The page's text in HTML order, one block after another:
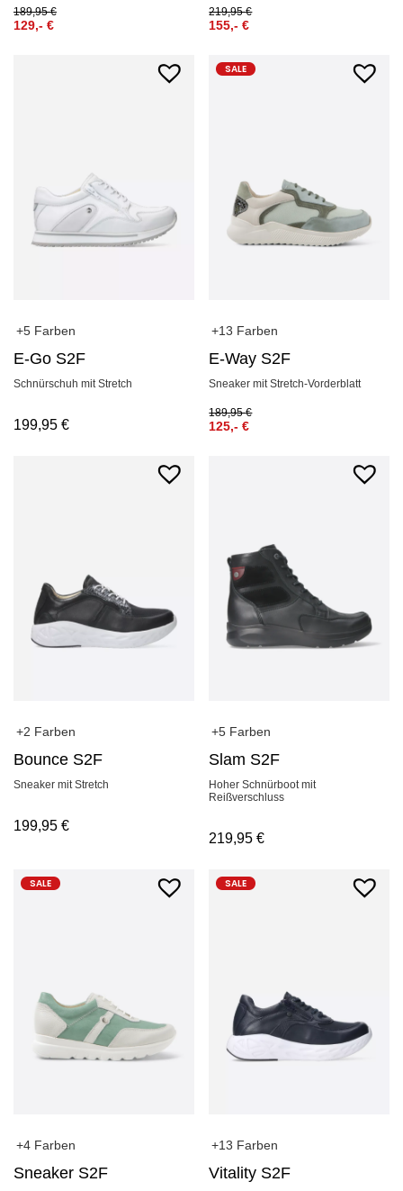
189,95€
129,- €
219,95€
155,-€
+5 Farben
E-Go S2F
Schnürschuh mit Stretch
199,95 €
SALE
+13 Farben
E-Way S2F
Sneaker mit Stretch-Vorderblatt
189,95€
125,-€
+2 Farben
Bounce S2F
Sneaker mit Stretch
199,95 €
+5 Farben
Slam S2F
Hoher Schnürboot mit
Reißverschluss
219,95€
SALE
+4 Farben
Sneaker S2F
SALE
+13 Farben
Vitality S2F